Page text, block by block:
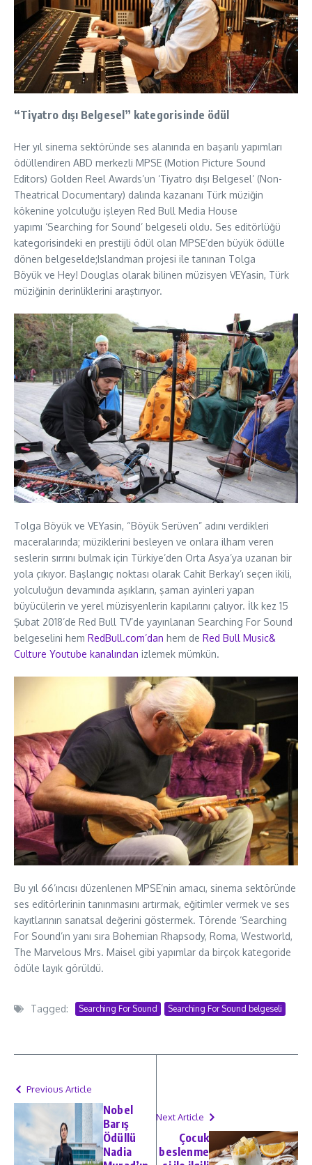
“Tiyatro dışı Belgesel” kategorisinde ödül
Her yıl sinema sektöründe ses alanında en başarılı yapımları
ödüllendiren ABD merkezli MPSE (Motion Picture Sound
Editors) Golden Reel Awards’un ‘Tiyatro dışı Belgesel’ (Non-
Theatrical Documentary) dalında kazananı Türk müziğin
kökenine yolculuğu işleyen Red Bull Media House
yapımı ‘Searching for Sound’ belgeseli oldu. Ses editörlüğü
kategorisindeki en prestijli ödül olan MPSE’den büyük ödülle
dönen belgeselde;Islandman projesi ile tanınan Tolga
Böyük ve Hey! Douglas olarak bilinen müzisyen VEYasin, Türk
müziğinin derinliklerini araştırıyor.
Tolga Böyük ve VEYasin, “Böyük Serüven” adını verdikleri
maceralarında; müziklerini besleyen ve onlara ilham veren
seslerin sırrını bulmak için Türkiye’den Orta Asya’ya uzanan bir
yola çıkıyor. Başlangıç noktası olarak Cahit Berkay’ı seçen ikili,
yolculuğun devamında aşıkların, şaman ayinleri yapan
büyücülerin ve yerel müzisyenlerin kapılarını çalıyor. İlk kez 15
Şubat 2018’de Red Bull TV’de yayınlanan Searching For Sound
belgeselini hem RedBull.com’dan hem de Red Bull Music&
Culture Youtube kanalından izlemek mümkün.
Bu yıl 66’ıncısı düzenlenen MPSE’nin amacı, sinema sektöründe
ses editörlerinin tanınmasını artırmak, eğitimler vermek ve ses
kayıtlarının sanatsal değerini göstermek. Törende ‘Searching
For Sound’ın yanı sıra Bohemian Rhapsody, Roma, Westworld,
The Marvelous Mrs. Maisel gibi yapımlar da birçok kategoride
ödüle layık görüldü.
Tagged: Searching For Sound Searching For Sound belgeseli
Previous Article
Nobel
Barış
Ödüllü
Nadia
Next Article
Çocuk
beslenme